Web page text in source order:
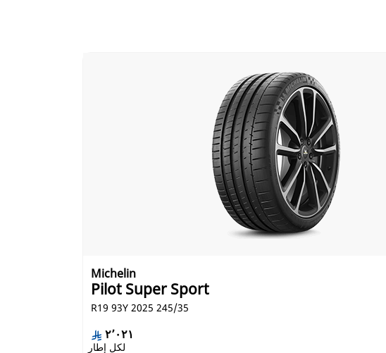
Michelin
Pilot Super Sport
245/35 R19 93Y 2025
٢٬٠٢١
لكل إطار